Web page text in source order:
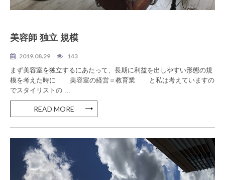
美容師 独立 規模
2019.08.29
143
まず美容室を独立するにあたって、長期に利益を出しやすい形態の規
模を考えた時に 美容室の経営＝教育業 と私は考えていますの
でスタイリストの ...
READ MORE